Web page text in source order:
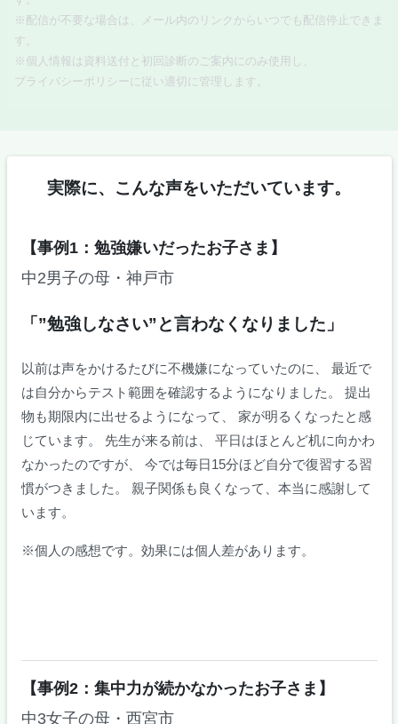
※配信が不要な場合は、メール内のリンクからいつでも配信停止できま
す。
※個人情報は資料送付と初回診断のご案内にのみ使用し、
プライバシーポリシーに従い適切に管理します。
実際に、こんな声をいただいています。
【事例1：勉強嫌いだったお子さま】
中2男子の母・神戸市
「”勉強しなさい”と言わなくなりました」
以前は声をかけるたびに不機嫌になっていたのに、 最近で
は自分からテスト範囲を確認するようになりました。 提出
物も期限内に出せるようになって、 家が明るくなったと感
じています。 先生が来る前は、 平日はほとんど机に向かわ
なかったのですが、 今では毎日15分ほど自分で復習する習
慣がつきました。 親子関係も良くなって、本当に感謝して
います。
※個人の感想です。効果には個人差があります。
【事例2：集中力が続かなかったお子さま】
中3女子の母・西宮市